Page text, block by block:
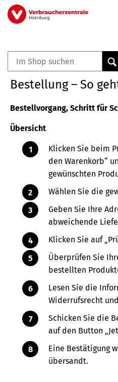
Direkt
zum
0
Bestellung – So
Bestellvorgang, Schritt für
Übersicht
Klicken Sie beim
den Warenkorb“
gewünschten
Wählen Sie die
Geben Sie Ihre
abweichende
Klicken Sie auf
Überprüfen Sie
bestellten
Lesen Sie die
Widerrufsrecht
Schicken Sie die
auf den Button
Eine Bestätigung
übersandt.